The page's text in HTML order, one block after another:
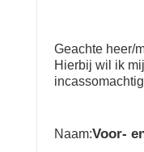
Geachte heer/
Hierbij wil ik
Naam:Voor-